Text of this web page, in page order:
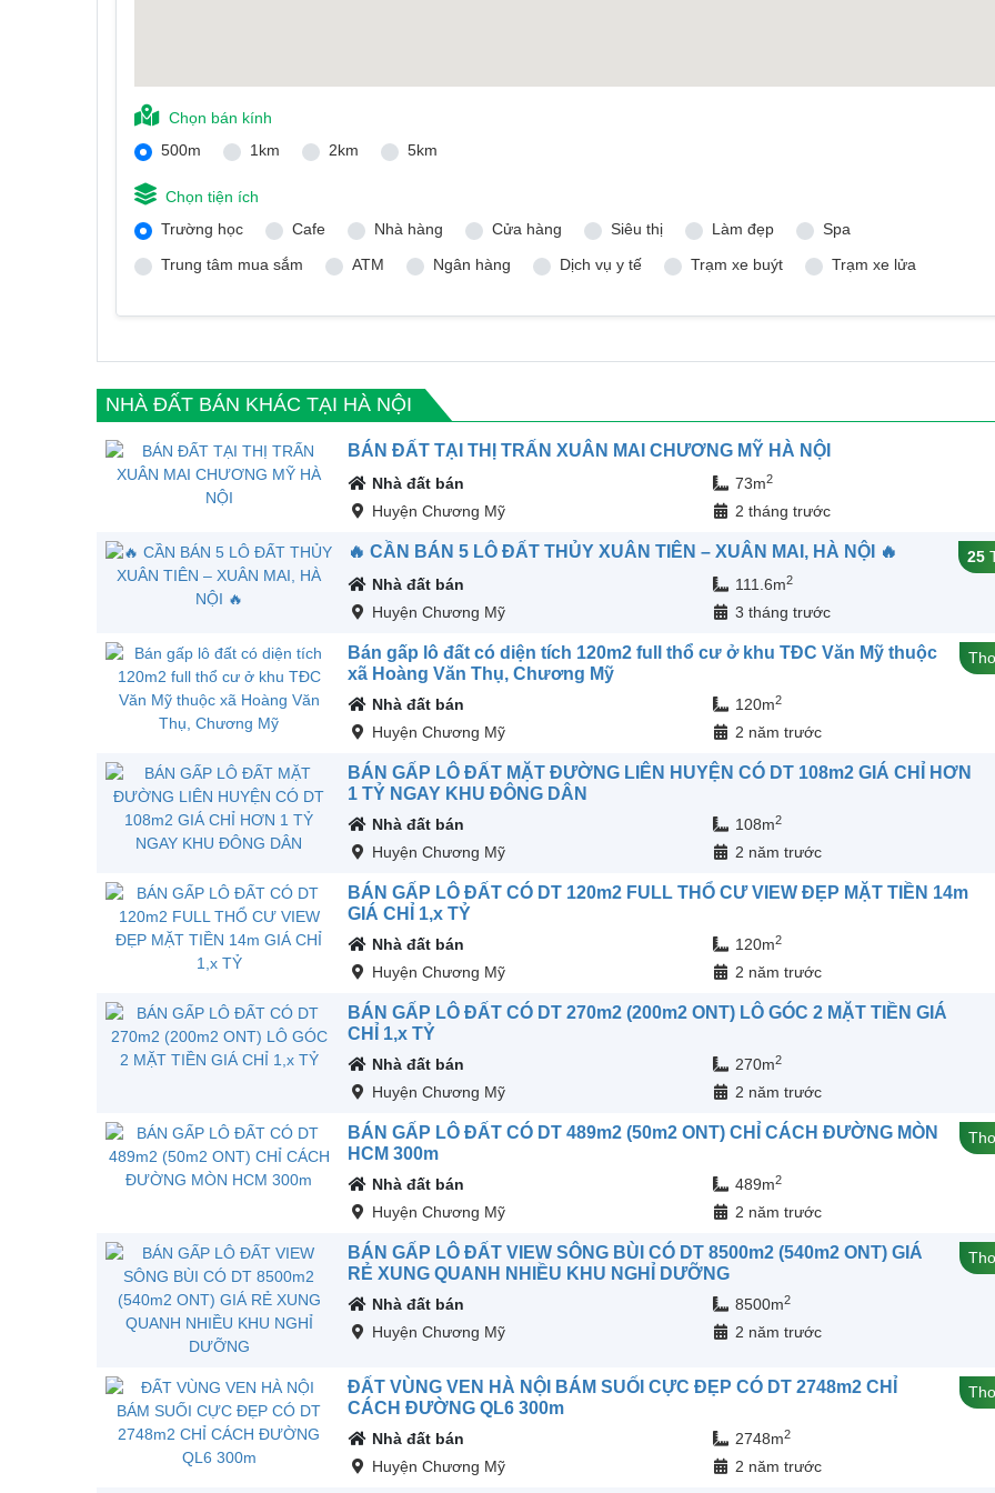
Chọn bán kính
500m
1km 2km 5km
Chọn tiện ích
Trường học
Cafe Nhà hàng Cửa hàng Siêu thị Làm đẹp
Spa
Trung tâm mua sắm
ATM Ngân hàng Dịch vụ y tế Trạm xe buýt Trạm xe lửa
NHÀ ĐẤT BÁN KHÁC TẠI HÀ NỘI
BÁN ĐẤT TẠI THỊ TRẤN XUÂN MAI CHƯƠNG MỸ HÀ NỘI
Nhà đất bán 73m2
Huyện Chương Mỹ 2 tháng trước
🔥 CẦN BÁN 5 LÔ ĐẤT THỦY XUÂN TIÊN – XUÂN MAI, HÀ NỘI 🔥 25
Nhà đất bán
111.6m2
Huyện Chương Mỹ 3 tháng trước
Bán gấp lô đất có diện tích 120m2 full thổ cư ở khu TĐC Văn Mỹ thuộc
xã Hoàng Văn Thụ, Chương Mỹ
Nhà đất bán 120m2
Huyện Chương Mỹ 2 năm trước
BÁN GẤP LÔ ĐẤT MẶT ĐƯỜNG LIÊN HUYỆN CÓ DT 108m2 GIÁ CHỈ HƠN
1 TỶ NGAY KHU ĐÔNG DÂN
Nhà đất bán 108m2
Huyện Chương Mỹ 2 năm trước
BÁN GẤP LÔ ĐẤT CÓ DT 120m2 FULL THỔ CƯ VIEW ĐẸP MẶT TIỀN 14m
GIÁ CHỈ 1,x TỶ
Nhà đất bán 120m2
Huyện Chương Mỹ 2 năm trước
BÁN GẤP LÔ ĐẤT CÓ DT 270m2 (200m2 ONT) LÔ GÓC 2 MẶT TIỀN GIÁ
CHỈ 1,x TỶ
Nhà đất bán 270m2
Huyện Chương Mỹ 2 năm trước
BÁN GẤP LÔ ĐẤT CÓ DT 489m2 (50m2 ONT) CHỈ CÁCH ĐƯỜNG MÒN
HCM 300m
Nhà đất bán 489m2
Huyện Chương Mỹ 2 năm trước
BÁN GẤP LÔ ĐẤT VIEW SÔNG BÙI CÓ DT 8500m2 (540m2 ONT) GIÁ
RẺ XUNG QUANH NHIỀU KHU NGHỈ DƯỠNG
Nhà đất bán 8500m2
Huyện Chương Mỹ 2 năm trước
ĐẤT VÙNG VEN HÀ NỘI BÁM SUỐI CỰC ĐẸP CÓ DT 2748m2 CHỈ
CÁCH ĐƯỜNG QL6 300m
Nhà đất bán 2748m2
Huyện Chương Mỹ 2 năm trước